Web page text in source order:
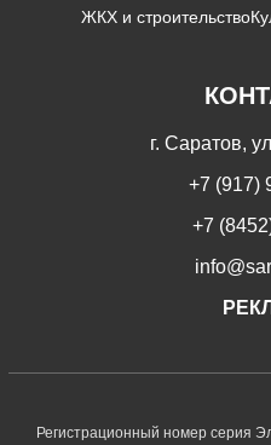
ЖКХ и строительство
г. Саратов,
+7 (917)
+7
Регистрационный номер серия